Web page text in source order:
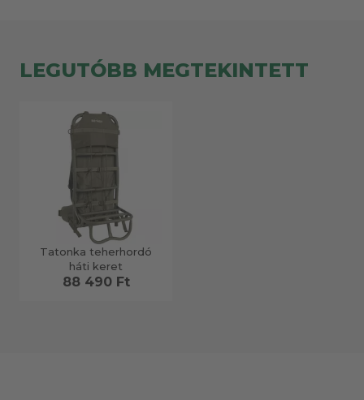
LEGUTÓBB MEGTEKINTETT
Tatonka teherhordó
háti keret
88 490 Ft